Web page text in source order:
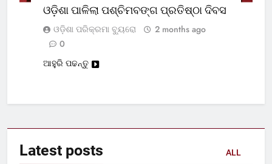
ଓଡ଼ିଶା ପାଳିଲା ପଶ୍ଚିମବଙ୍ଗ ପ୍ରତିଷ୍ଠା ଦିବସ
ଓଡ଼ିଶା ପରିକ୍ରମା ବ୍ୟୁରୋ
2 months ago
0
ଆହୁରି ପଢନ୍ତୁ
Latest posts ALL